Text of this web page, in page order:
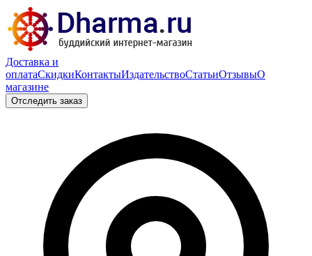
Доставка и
оплатаСкидкиКонтактыИздательствоСтатьиОтзывыО
магазине
Отследить заказ